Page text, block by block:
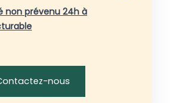
non prévenu 24h à
nous